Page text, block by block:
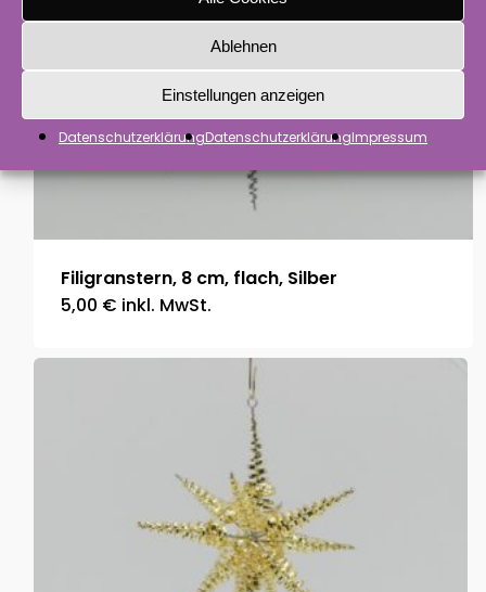
Ablehnen
Einstellungen anzeigen
DatenschutzerklärungDatenschutzerklärungImpressum
Filigranstern, 8 cm, flach, Silber
5,00 € inkl. MwSt.